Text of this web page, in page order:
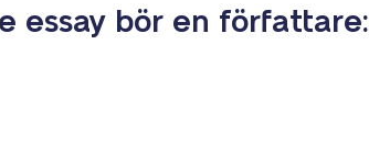
essay bör en författare: